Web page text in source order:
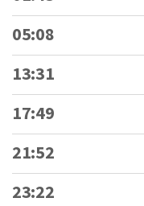
05:08
13:31
17:49
21:52
23:22